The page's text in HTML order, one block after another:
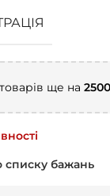
ще на
списку бажань